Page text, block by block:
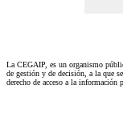
La CEGAIP, es un organismo
de gestión y de decisión, a la que
derecho de acceso a la información